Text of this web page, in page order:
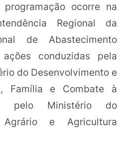
ocorre na
Regional da
de Abastecimento
conduzidas pela
do Desenvolvimento e
Família e Combate à
pelo Ministério do
Agrário e Agricultura